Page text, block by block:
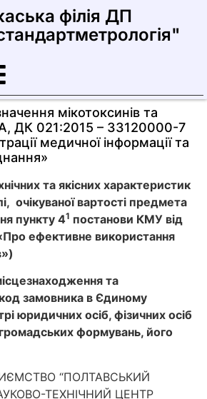
філія ДП
мікотоксинів та
ДК 021:2015 – 33120000-7
медичної інформації та
та якісних характеристик
очікуваної вартості предмета
пункту 41 постанови КМУ від
ефективне використання
та
замовника в Єдиному
юридичних осіб, фізичних осіб
формувань, його
“ПОЛТАВСЬКИЙ
ТЕХНІЧНИЙ ЦЕНТР